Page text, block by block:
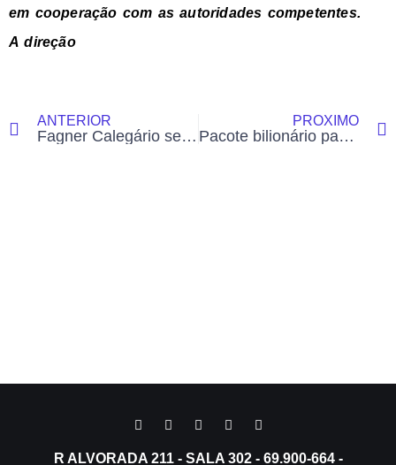
em cooperação com as autoridades competentes.
A direção
ANTERIOR
Fagner Calegário se filia ao União Progressista e passa a integrar base política da futura governadora Mailza Assis
PRÓXIMO
Pacote bilionário para o Acre: ministro anuncia obras na BR-364 e destaca articulação de Jorge Viana
R ALVORADA 211 - SALA 302 - 69.900-664 -